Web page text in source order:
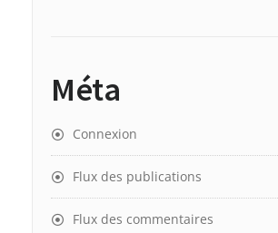
Méta
Connexion
Flux des publications
Flux des commentaires